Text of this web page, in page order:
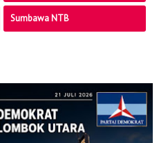
Sumbawa NTB